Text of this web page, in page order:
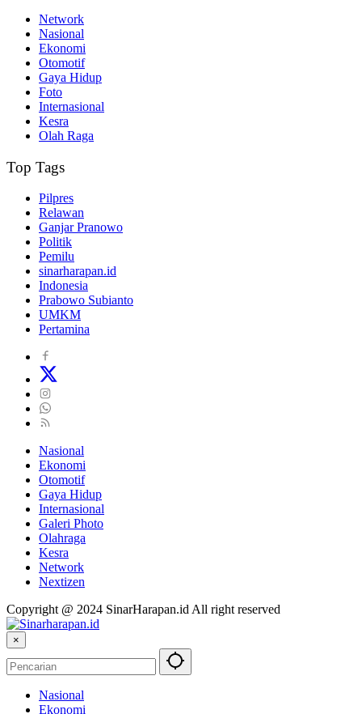
Network
Nasional
Ekonomi
Otomotif
Gaya Hidup
Foto
Internasional
Kesra
Olah Raga
Top Tags
Pilpres
Relawan
Ganjar Pranowo
Politik
Pemilu
sinarharapan.id
Indonesia
Prabowo Subianto
UMKM
Pertamina
Nasional
Ekonomi
Otomotif
Gaya Hidup
Internasional
Galeri Photo
Olahraga
Kesra
Network
Nextizen
Copyright @ 2024 SinarHarapan.id All right reserved
×
Nasional
Ekonomi